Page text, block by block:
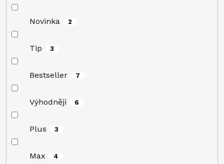
Novinka 2
Tip 3
Bestseller 7
Výhodněji 6
Plus 3
Max 4